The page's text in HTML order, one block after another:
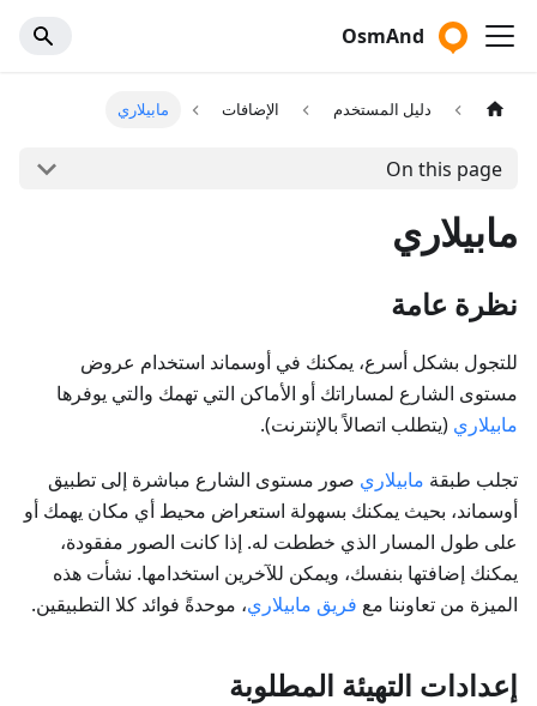
OsmAnd
دليل المستخدم الإضافات مابيلاري
On this page
مابيلاري
نظرة عامة
للتجول بشكل أسرع، يمكنك في أوسماند استخدام عروض
مستوى الشارع لمساراتك أو الأماكن التي تهمك والتي يوفرها
مابيلاري (يتطلب اتصالاً بالإنترنت).
تجلب طبقة مابيلاري صور مستوى الشارع مباشرة إلى تطبيق
أوسماند، بحيث يمكنك بسهولة استعراض محيط أي مكان يهمك أو
على طول المسار الذي خططت له. إذا كانت الصور مفقودة،
يمكنك إضافتها بنفسك، ويمكن للآخرين استخدامها. نشأت هذه
الميزة من تعاوننا مع فريق مابيلاري، موحدةً فوائد كلا التطبيقين.
إعدادات التهيئة المطلوبة